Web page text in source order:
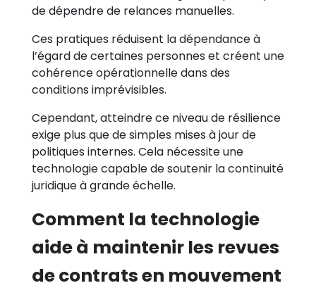
de dépendre de relances manuelles.
Ces pratiques réduisent la dépendance à
l’égard de certaines personnes et créent une
cohérence opérationnelle dans des
conditions imprévisibles.
Cependant, atteindre ce niveau de résilience
exige plus que de simples mises à jour de
politiques internes. Cela nécessite une
technologie capable de soutenir la continuité
juridique à grande échelle.
Comment la technologie
aide à maintenir les revues
de contrats en mouvement